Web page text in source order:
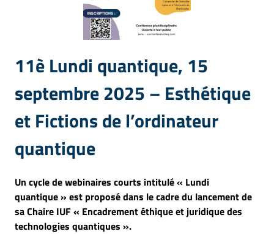
11è Lundi quantique, 15
septembre 2025 – Esthétique
et Fictions de l’ordinateur
quantique
Un cycle de webinaires courts intitulé « Lundi
quantique » est proposé dans le cadre du lancement de
sa Chaire IUF « Encadrement éthique et juridique des
technologies quantiques ».